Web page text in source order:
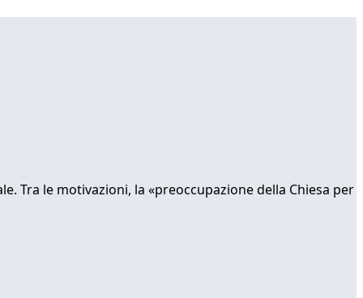
Tra le motivazioni, la «preoccupazione della Chiesa per